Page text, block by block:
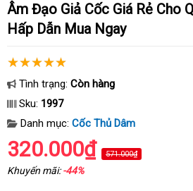
Âm Đạo Giả Cốc Giá Rẻ Cho Quý Ông Cô Đơn
Hấp Dẫn Mua Ngay
Tình trạng: Còn hàng
Sku: 1997
Danh mục: Cốc Thủ Dâm
320.000₫ 571.000₫
Khuyến mãi:-44%